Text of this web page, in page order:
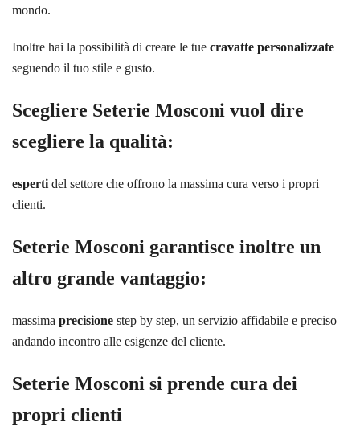
mondo.
Inoltre hai la possibilità di creare le tue cravatte personalizzate
seguendo il tuo stile e gusto.
Scegliere Seterie Mosconi vuol dire
scegliere la qualità:
esperti del settore che offrono la massima cura verso i propri
clienti.
Seterie Mosconi garantisce inoltre un
altro grande vantaggio:
massima precisione step by step, un servizio affidabile e preciso
andando incontro alle esigenze del cliente.
Seterie Mosconi si prende cura dei
propri clienti